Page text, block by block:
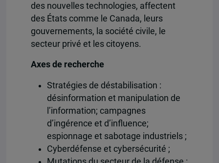
des nouvelles technologies, affectent
des États comme le Canada, leurs
gouvernements, la société civile, le
secteur privé et les citoyens.
Axes de recherche
Stratégies de déstabilisation :
désinformation et manipulation de
l’information; campagnes
d’ingérence et d’influence;
espionnage et sabotage industriels ;
Cyberdéfense et cybersécurité ;